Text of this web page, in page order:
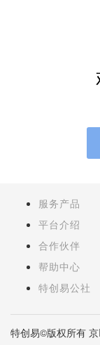
服务产品
平台介绍
合作伙伴
帮助中心
特创易公社
特创易©版权所有